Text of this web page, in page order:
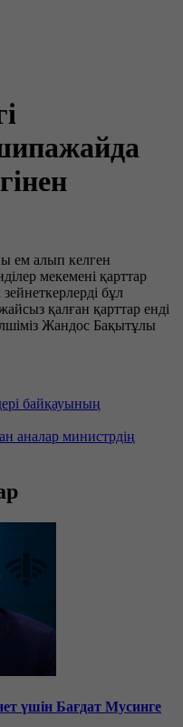
ем алып келген
мекемені қарттар
бұл
қалған қарттар енді
Жандос Бақытұлы
байқауының
аналар министрдің
үшін Бағдат Мусинге